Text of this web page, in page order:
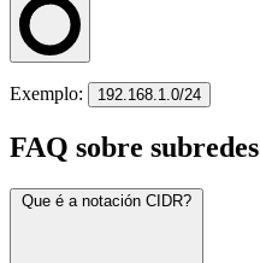
Exemplo: 192.168.1.0/24
FAQ sobre subredes
Que é a notación CIDR?